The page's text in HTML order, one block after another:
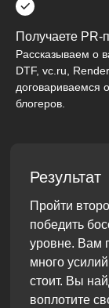
Получаете PR-
Рассказываем о
DTF, vc.ru,
договариваемся
блогеров.
Результат
Пройти
победить
уровне. Вам
много
стоит. Вы
воплотите